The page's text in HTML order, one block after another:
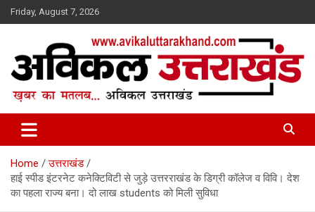
Skip
to
Friday, August 7, 2026
Avikal Uttarakhand
Home
उत्तराखंड
हाई स्पीड इंटरनेट कनेक्टिविटी से जुड़े उत्तरराखंड के डिग्री कॉलेज व विवि। देश
का पहला राज्य बना। दो लाख students को मिली सुविधा